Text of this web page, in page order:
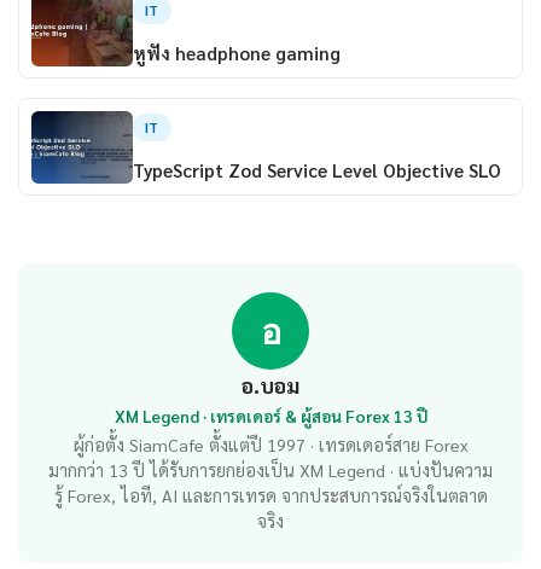
IT
หูฟัง headphone gaming
IT
TypeScript Zod Service Level Objective SLO
อ
อ.บอม
XM Legend · เทรดเดอร์ & ผู้สอน Forex 13 ปี
ผู้ก่อตั้ง SiamCafe ตั้งแต่ปี 1997 · เทรดเดอร์สาย Forex
มากกว่า 13 ปี ได้รับการยกย่องเป็น XM Legend · แบ่งปันความ
รู้ Forex, ไอที, AI และการเทรด จากประสบการณ์จริงในตลาด
จริง